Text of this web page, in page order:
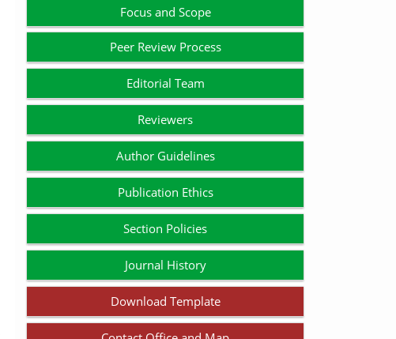
Focus and Scope
Peer Review Process
Editorial Team
Reviewers
Author Guidelines
Publication Ethics
Section Policies
Journal History
Download Template